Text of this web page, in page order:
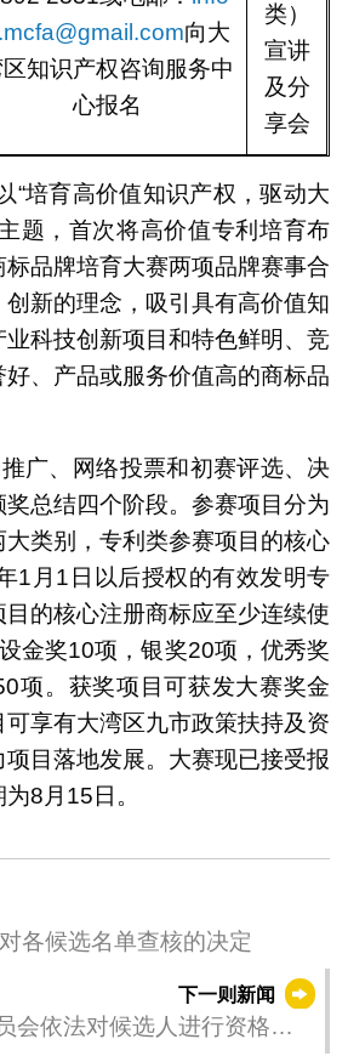
向大
知识产权咨询服务中
心报名
类）
宣讲
及分
享会
“培育高价值知识产权，驱动大
题，首次将高价值专利培育布
标品牌培育大赛两项品牌赛事合
新的理念，吸引具有高价值知
科技创新项目和特色鲜明、竞
、产品或服务价值高的商标品
广、网络投票和初赛评选、决
总结四个阶段。参赛项目分为
类别，专利类参赛项目的核心
1月1日以后授权的有效发明专
的核心注册商标应至少连续使
金奖10项，银奖20项，优秀奖
项。获奖项目可获发大赛奖金
享有大湾区九市政策扶持及资
目落地发展。大赛现已接受报
8月15日。
各候选名单查核的决定
下一则新闻
会依法对候选人进行资格审